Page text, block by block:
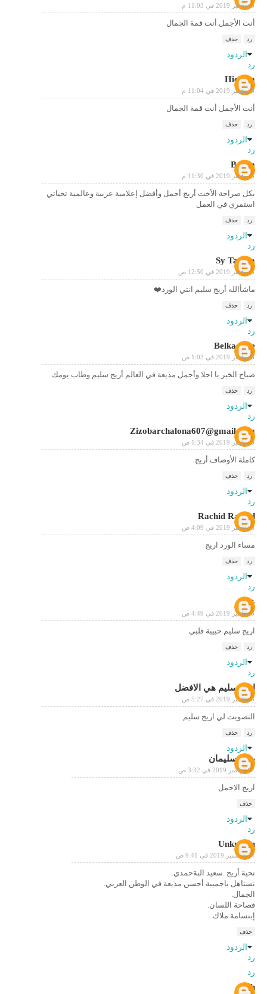
5 نوفمبر 2019 في 11:03 م
أنت الأجمل أنت قمة الجمال
رد حذف
الردود
رد
Hichem
5 نوفمبر 2019 في 11:04 م
أنت الأجمل أنت قمة الجمال
رد حذف
الردود
رد
Barqa
5 نوفمبر 2019 في 11:30 م
بكل صراحة الأخت أريج أجمل وأفضل إعلامية عربية وعالمية تحياتي
استمري في العمل
رد حذف
الردود
رد
Sy Tamba
6 نوفمبر 2019 في 12:50 ص
ماشأالله أريج سليم انتي الورد❤️
رد حذف
الردود
رد
Belka juve
6 نوفمبر 2019 في 1:03 ص
صباح الخير يا احلا وأجمل مذيعة في العالم أريج سليم وطاب يومك
رد حذف
الردود
رد
Zizobarchalona607@gmail.com
6 نوفمبر 2019 في 1:34 ص
كاملة الأوصاف أريج
رد حذف
الردود
رد
Rachid Rachid
6 نوفمبر 2019 في 4:09 ص
مساء الورد اريج
رد حذف
الردود
رد
علي
6 نوفمبر 2019 في 4:49 ص
اريج سليم حبيبة قلبي
رد حذف
الردود
رد
اريج سليم هي الافضل
6 نوفمبر 2019 في 5:27 ص
التصويت لي اريج سليم
رد حذف
الردود
بوب سليمان
12 نوفمبر 2019 في 3:32 ص
اريج الاجمل
حذف
الردود
رد
Unknown
24 ديسمبر 2019 في 9:41 ص
تحية أريج .سعيد البةحمدي.
تستاهل ياجميبة أحسن مذيعة في الوطن العربي.
الجمال.
فصاحة اللسان.
إبتسامة ملاك.
حذف
الردود
رد
رد
Salh